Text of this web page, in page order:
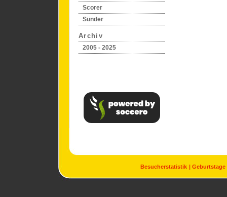
Scorer
Sünder
Archiv
2005 - 2025
Besucherstatistik Geburtstage